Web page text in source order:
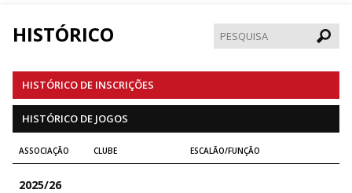
HISTÓRICO
HISTÓRICO DE INSCRIÇÕES
HISTÓRICO DE JOGOS
ASSOCIAÇÃO CLUBE ESCALÃO/FUNÇÃO
2025/26